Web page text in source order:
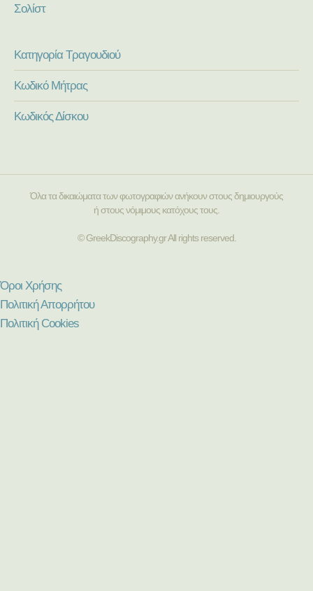
Σολίστ
Κατηγορία Τραγουδιού
Κωδικό Μήτρας
Κωδικός Δίσκου
Όλα τα δικαιώματα των φωτογραφιών ανήκουν στους δημιουργούς
ή στους νόμιμους κατόχους τους.
© GreekDiscography.gr All rights reserved.
Όροι Χρήσης
Πολιτική Απορρήτου
Πολιτική Cookies